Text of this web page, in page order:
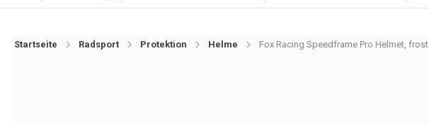
Startseite Radsport Protektion Helme Fox Racing Speedframe Pro Helmet, frost